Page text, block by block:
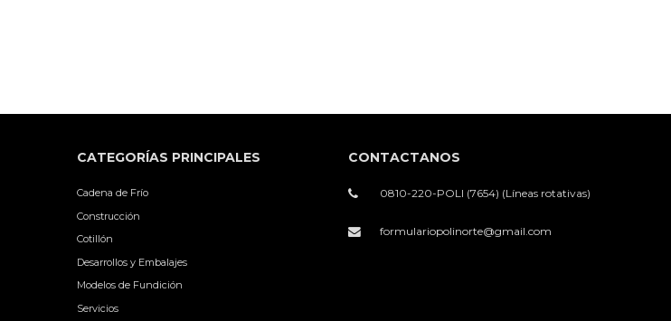
CATEGORÍAS PRINCIPALES
Cadena de Frío
Construcción
Cotillón
Desarrollos y Embalajes
Modelos de Fundición
Servicios
CONTACTANOS
0810-220-POLI (7654) (Líneas rotativas)
formulariopolinorte@gmail.com